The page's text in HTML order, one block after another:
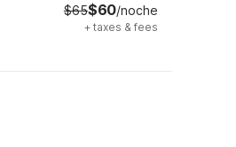
$65$60/noche
+ taxes & fees